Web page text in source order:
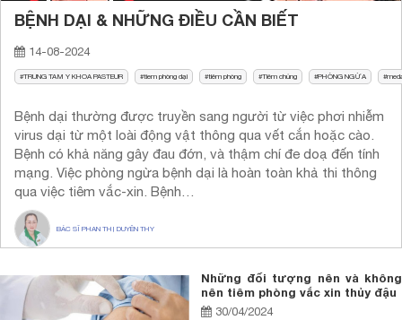
BỆNH DẠI & NHỮNG ĐIỀU CẦN BIẾT
14-08-2024
TRUNG TAM Y KHOA PASTEUR tiem phòng dại tiêm phòng Tiêm chủng PHÒNG NGỪA
Bệnh dại thường được truyền sang người từ việc phơi nhiễm
virus dại từ một loài động vật thông qua vết cắn hoặc cào.
Bệnh có khả năng gây đau đớn, và thậm chí đe doạ đến tính
mạng. Việc phòng ngừa bệnh dại là hoàn toàn khả thi thông
qua việc tiêm vắc-xin. Bệnh…
BÁC SĨ PHAN THỊ DUYÊN THY
Những đối tượng nên và không
nên tiêm phòng vắc xin thủy đậu
30/04/2024